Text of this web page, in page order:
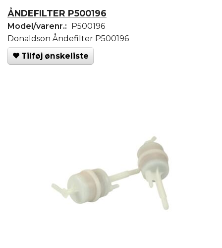
ÅNDEFILTER P500196
Model/varenr.: P500196
Donaldson Åndefilter P500196
Tilføj ønskeliste